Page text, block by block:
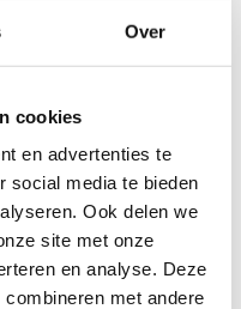
Over
cookies
en advertenties te
social media te bieden
Ook delen we
site met onze
en analyse. Deze
met andere
functioneren
kan hebben op hoe
voor bepaalde
van wat
is uiteraard niet